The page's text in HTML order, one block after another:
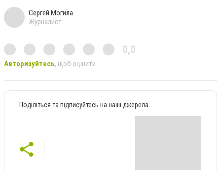
Сергей Могила
Журналист
0,0
Авторизуйтесь, щоб оцінити
Поділіться та підписуйтесь на наші джерела